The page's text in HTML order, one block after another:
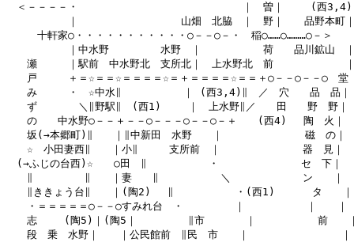
＜－－－－・　　　　　　　　　　　　　　　　｜　曽｜　　 (西3,4)
｜　　　　　　　　　　山畑　北脇　｜　野｜　　品野本町
十軒家○・・・・・・・・・・・○－－○－・　稲○……○………○－＞
｜中水野　　　　　水野　｜　　　　　　荷　　品川鉱山　
瀬　　　｜駅前　中水野北　支所北｜　上水野北　前　　　　　　　
戸　　　＋＝☆＝＝☆＝＝＝＝☆＝＋＝＝＝＝☆＝＝＋○－－○－－○　堂
み　　　・　☆中水∥　　　　　　｜ (西3,4)∥　／　穴　　品　品｜
ず　　　　＼∥野駅∥　(西1) 　　｜　上水野∥／　　田　　野　野｜
の　　中水野○－－＋－－○－－－○－－○－＋　　(西4) 　陶　火｜
坂(→本郷町)∥　　｜∥中新田　水野　　｜　　　　　　　　磁　の｜
☆　小田妻西∥　　｜小∥　　　支所前　｜　　　　　　　　器　見｜
(→ふじの台西)☆　　○田　∥　　　　　　・　　　　　　　　セ　下｜
∥　　　　　∥　　｜妻　　∥　　　　　　＼　　　　　　　ン　　｜
∥ききょう台∥　　｜(陶2) 　∥　　　　　　・(西1) 　　　タ　　｜
・＝＝＝＝＝○－－○すみれ台　・　　　　　｜　　　　　　｜　　｜
志　　 (陶5)｜(陶5｜　　　　　∥市　　　　｜　　　　　　前　　
段　乗　水野｜　　｜公民館前　∥民　市　　｜　　　　　　　　　｜